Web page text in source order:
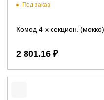
Под заказ
Комод 4-х секцион. (мокко)
2 801.16 ₽